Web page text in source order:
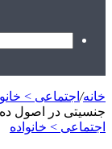
خانه/ اجتماعی >
جنسیتی در اصول
اجتماعی > خانواده